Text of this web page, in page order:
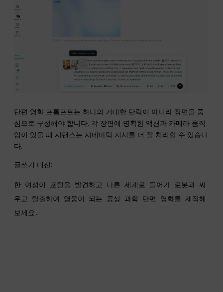
단편 영화 프롬프트는 하나의 거대한 단락이 아니라 장면을 중
심으로 구성해야 합니다. 각 장면에 명확한 액션과 카메라 움직
임이 있을 때 시댄스는 시네마틱 지시를 더 잘 처리할 수 있습니
다.
글쓰기 대신:
한 여성이 포털을 발견하고 다른 세계로 들어가 로봇과 싸
우고 탈출하여 영웅이 되는 공상 과학 단편 영화를 제작해